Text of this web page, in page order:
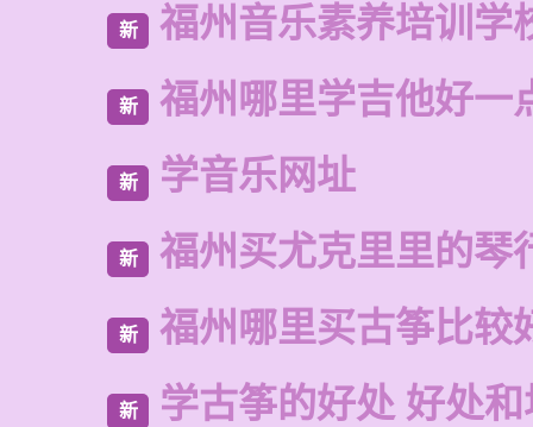
新 福州音乐素养培训学
新 福州哪里学吉他好一
新 学音乐网址
新 福州买尤克里里的琴
新 福州哪里买古筝比较
新 学古筝的好处 好处